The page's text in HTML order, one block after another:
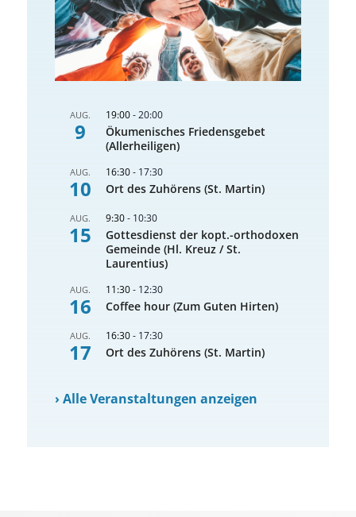
AUG.
9
19:00-20:00
Ökumenisches Friedensgebet
(Allerheiligen)
AUG.
10
16:30- 17:30
Ort des Zuhörens (St. Martin)
AUG.
15
9:30- 10:30
Gottesdienst der kopt.-orthodoxen
Gemeinde (Hl. Kreuz / St.
Laurentius)
AUG.
16
11:30- 12:30
Coffee hour (Zum Guten Hirten)
AUG.
17
16:30- 17:30
Ort des Zuhörens (St. Martin)
›Alle Veranstaltungen anzeigen